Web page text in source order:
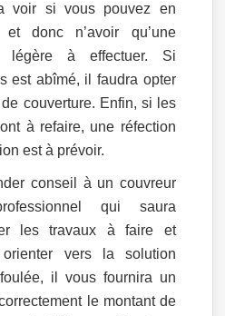
voir si vous pouvez en
donc n’avoir qu’une
légère à effectuer. Si
est abîmé, il faudra opter
couverture. Enfin, si les
à refaire, une réfection
est à prévoir.
conseil à un couvreur
qui saura
les travaux à faire et
vers la solution
il vous fournira un
le montant de